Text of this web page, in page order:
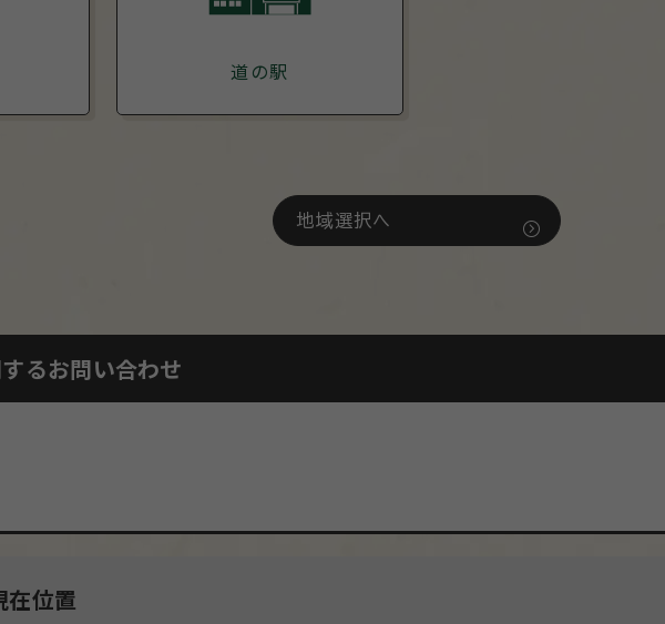
道の駅
地域選択へ
るお問い合わせ
在位置